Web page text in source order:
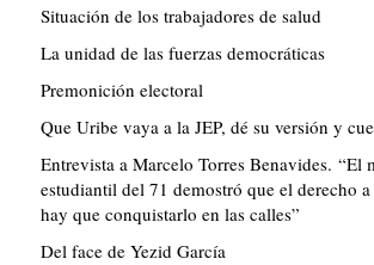
Situación de los trabajadores de salud
La unidad de las fuerzas democráticas
Premonición electoral
Que Uribe vaya a la JEP, dé su versión y
Entrevista a Marcelo Torres Benavides. “El
estudiantil del 71 demostró que el derecho
hay que conquistarlo en las calles”
Del face de Yezid García